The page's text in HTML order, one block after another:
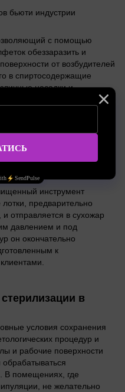
бьюти индустрии
с помощью
обеззаразить и
от возбудителей
в спиртосодержащие
насадки и
Ее необходимо
раствором. В
который должен пройти
инструмент
предварительно
отправляется в сухожар
давлением и под
он окончательно
к
в
условия сохранения
процедур и
и рабочие поверхности
В помещениях, где
не желательно